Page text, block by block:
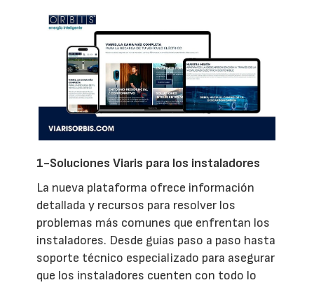
1-Soluciones Viaris para los instaladores
La nueva plataforma ofrece información
detallada y recursos para resolver los
problemas más comunes que enfrentan los
instaladores. Desde guías paso a paso hasta
soporte técnico especializado para asegurar
que los instaladores cuenten con todo lo